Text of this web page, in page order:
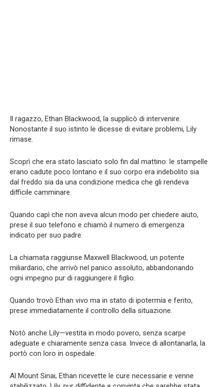
Il ragazzo, Ethan Blackwood, la supplicò di intervenire.
Nonostante il suo istinto le dicesse di evitare problemi, Lily
rimase.
Scoprì che era stato lasciato solo fin dal mattino: le stampelle
erano cadute poco lontano e il suo corpo era indebolito sia
dal freddo sia da una condizione medica che gli rendeva
difficile camminare.
Quando capì che non aveva alcun modo per chiedere aiuto,
prese il suo telefono e chiamò il numero di emergenza
indicato per suo padre.
La chiamata raggiunse Maxwell Blackwood, un potente
miliardario, che arrivò nel panico assoluto, abbandonando
ogni impegno pur di raggiungere il figlio.
Quando trovò Ethan vivo ma in stato di ipotermia e ferito,
prese immediatamente il controllo della situazione.
Notò anche Lily—vestita in modo povero, senza scarpe
adeguate e chiaramente senza casa. Invece di allontanarla, la
portò con loro in ospedale.
Al Mount Sinai, Ethan ricevette le cure necessarie e venne